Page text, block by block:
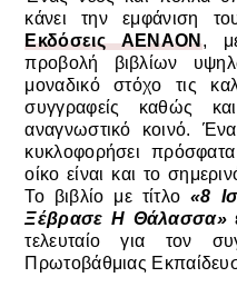
κάνει την εμφάνιση
Εκδόσεις ΑΕΝΑΟΝ,
προβολή βιβλίων
μοναδικό στόχο τις
συγγραφείς καθώς
αναγνωστικό κοινό.
κυκλοφορήσει
οίκο είναι και το
Το βιβλίο με τίτλο«8
Ξέβρασε Η Θάλασσα»
τελευταίο για τον
Πρωτοβάθμιας